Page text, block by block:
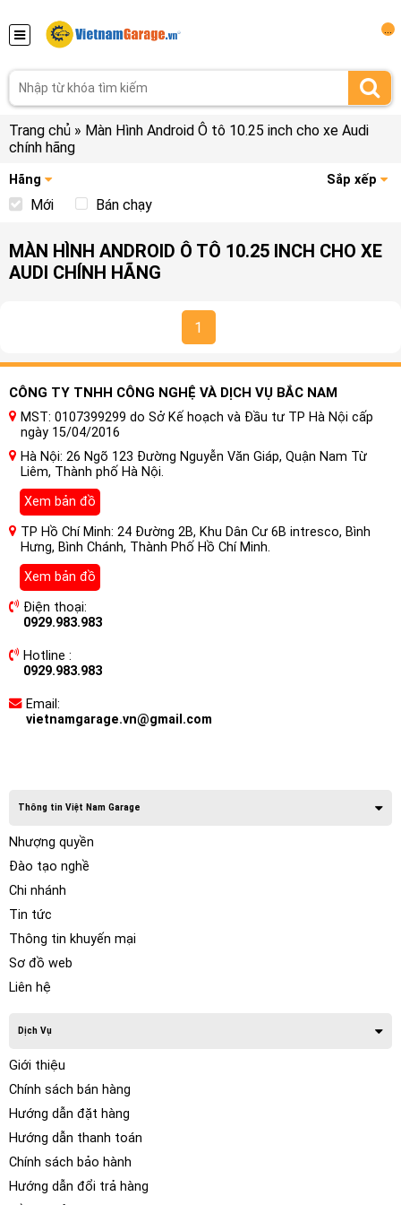
Trang chủ » Màn Hình Android Ô tô 10.25 inch cho xe Audi
chính hãng
Hãng Sắp xếp
Mới Bán chạy
MÀN HÌNH ANDROID Ô TÔ 10.25 INCH CHO XE
AUDI CHÍNH HÃNG
1
CÔNG TY TNHH CÔNG NGHỆ VÀ DỊCH VỤ BẮC NAM
MST: 0107399299 do Sở Kế hoạch và Đầu tư TP Hà Nội cấp
ngày 15/04/2016
Hà Nội: 26 Ngõ 123 Đường Nguyễn Văn Giáp, Quận Nam Từ
Liêm, Thành phố Hà Nội.
Xem bản đồ
TP Hồ Chí Minh: 24 Đường 2B, Khu Dân Cư 6B intresco, Bình
Hưng, Bình Chánh, Thành Phố Hồ Chí Minh.
Xem bản đồ
Điện thoại:
0929.983.983
Hotline :
0929.983.983
Email:
vietnamgarage.vn@gmail.com
Thông tin Việt Nam Garage
Nhượng quyền
Đào tạo nghề
Chi nhánh
Tin tức
Thông tin khuyến mại
Sơ đồ web
Liên hệ
Dịch Vụ
Giới thiệu
Chính sách bán hàng
Hướng dẫn đặt hàng
Hướng dẫn thanh toán
Chính sách bảo hành
Hướng dẫn đổi trả hàng